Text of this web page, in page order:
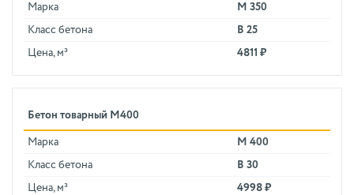
Марка М 350
Класс бетона В 25
Цена, м³ 4811 ₽
Бетон товарный М400
Марка М 400
Класс бетона В 30
Цена, м³ 4998 ₽